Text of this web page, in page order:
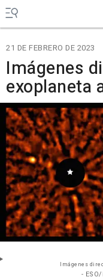
21 DE FEBRERO DE 2023
Imágenes
exoplaneta
Imágenes
-